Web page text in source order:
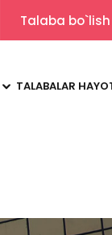
Talaba bo`lish
TALABALAR